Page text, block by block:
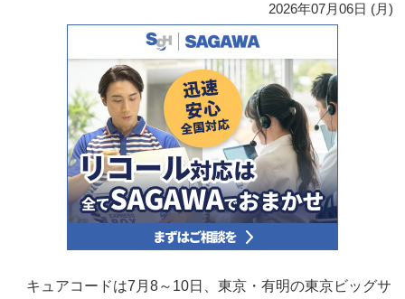
2026年07月06日 (月)
キュアコードは7月8～10日、東京・有明の東京ビッグサ